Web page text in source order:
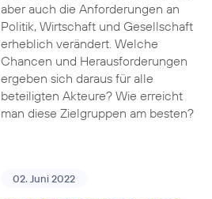
aber auch die Anforderungen an
Politik, Wirtschaft und Gesellschaft
erheblich verändert. Welche
Chancen und Herausforderungen
ergeben sich daraus für alle
beteiligten Akteure? Wie erreicht
man diese Zielgruppen am besten?
02. Juni 2022